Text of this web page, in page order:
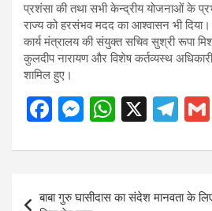
प्रशंसा की तथा सभी केन्द्रीय योजनाओं के
राज्य को हरसंभव मदद का आश्वासन भी
कार्य मंत्रालय की संयुक्त सचिव सुश्री रूपा
कुलदीप नारायण और विशेष कर्तव्यस्थ
शामिल हुए।
F
ce
M
se
n
W
at
X
T
e
gr
बाबा गुरु घासीदास का संदेश मानवता के